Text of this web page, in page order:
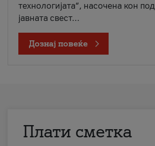
технологијата“, насочена кон
јавната свест...
Дознај повеќе
Плати сметка